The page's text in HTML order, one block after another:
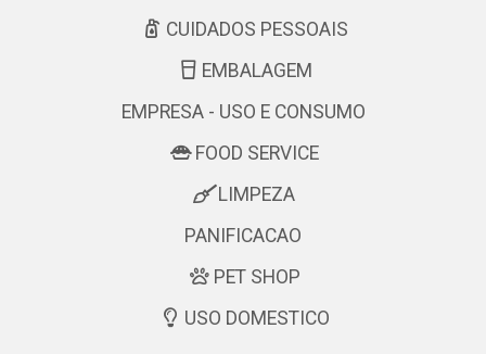
CUIDADOS PESSOAIS
EMBALAGEM
EMPRESA - USO E CONSUMO
FOOD SERVICE
LIMPEZA
PANIFICACAO
PET SHOP
USO DOMESTICO